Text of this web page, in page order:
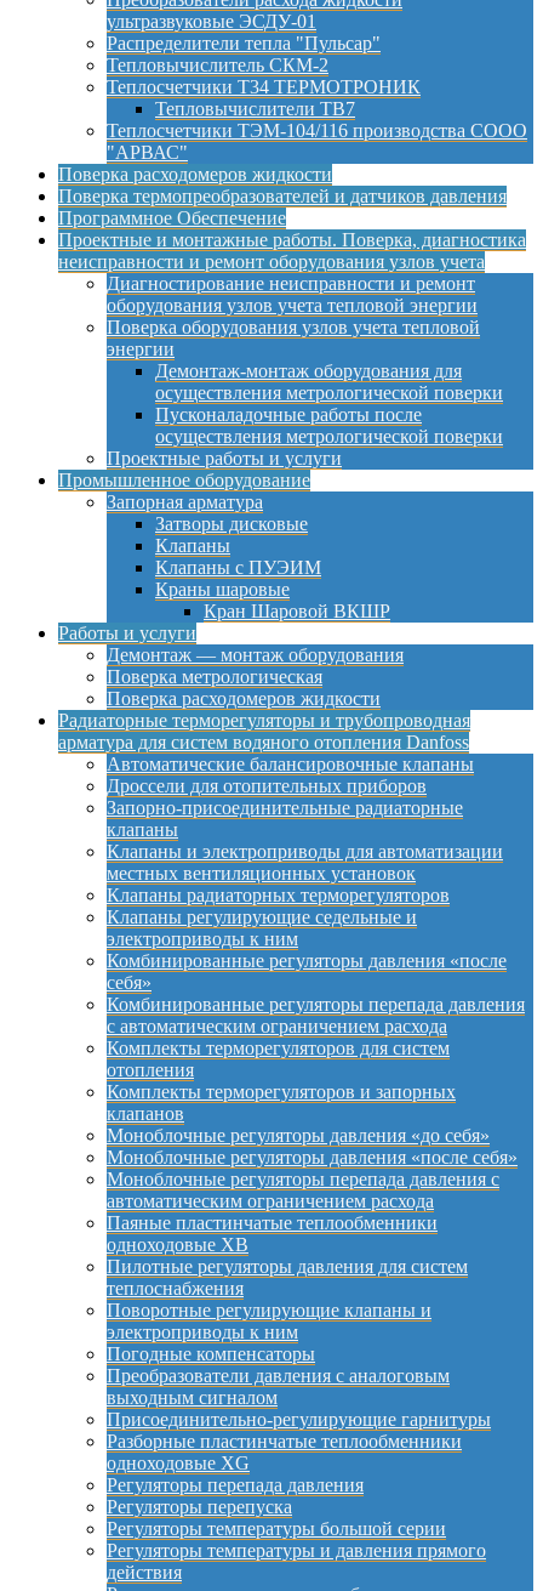
ультразвуковые ЭСДУ-01
Распределители тепла "Пульсар"
Тепловычислитель СКМ-2
Теплосчетчики Т34 ТЕРМОТРОНИК
Тепловычислители ТВ7
Теплосчетчики ТЭМ-104/116 производства СООО
"АРВАС"
Поверка расходомеров жидкости
Поверка термопреобразователей и датчиков давления
Программное Обеспечение
Проектные и монтажные работы. Поверка, диагностика
неисправности и ремонт оборудования узлов учета
Диагностирование неисправности и ремонт
оборудования узлов учета тепловой энергии
Поверка оборудования узлов учета тепловой
энергии
Демонтаж-монтаж оборудования для
осуществления метрологической поверки
Пусконаладочные работы после
осуществления метрологической поверки
Проектные работы и услуги
Промышленное оборудование
Запорная арматура
Затворы дисковые
Клапаны
Клапаны с ПУЭИМ
Краны шаровые
Кран Шаровой ВКШР
Работы и услуги
Демонтаж — монтаж оборудования
Поверка метрологическая
Поверка расходомеров жидкости
Радиаторные терморегуляторы и трубопроводная
арматура для систем водяного отопления Danfoss
Автоматические балансировочные клапаны
Дроссели для отопительных приборов
Запорно-присоединительные радиаторные
клапаны
Клапаны и электроприводы для автоматизации
местных вентиляционных установок
Клапаны радиаторных терморегуляторов
Клапаны регулирующие седельные и
электроприводы к ним
Комбинированные регуляторы давления «после
себя»
Комбинированные регуляторы перепада давления
с автоматическим ограничением расхода
Комплекты терморегуляторов для систем
отопления
Комплекты терморегуляторов и запорных
клапанов
Моноблочные регуляторы давления «до себя»
Моноблочные регуляторы давления «после себя»
Моноблочные регуляторы перепада давления с
автоматическим ограничением расхода
Паяные пластинчатые теплообменники
одноходовые XB
Пилотные регуляторы давления для систем
теплоснабжения
Поворотные регулирующие клапаны и
электроприводы к ним
Погодные компенсаторы
Преобразователи давления с аналоговым
выходным сигналом
Присоединительно-регулирующие гарнитуры
Разборные пластинчатые теплообменники
одноходовые XG
Регуляторы перепада давления
Регуляторы перепуска
Регуляторы температуры большой серии
Регуляторы температуры и давления прямого
действия